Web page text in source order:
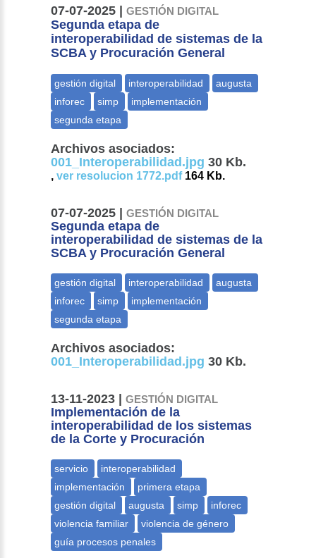
07-07-2025 |GESTIÓN DIGITAL
Segunda etapa de
interoperabilidad de sistemas de la
SCBA y Procuración General
Archivos asociados:
001_Interoperabilidad.jpg 30 Kb.
,ver resolucion 1772.pdf164 Kb.
07-07-2025 |GESTIÓN DIGITAL
Segunda etapa de
interoperabilidad de sistemas de la
SCBA y Procuración General
Archivos asociados:
001_Interoperabilidad.jpg 30 Kb.
13-11-2023 |GESTIÓN DIGITAL
Implementación de la
interoperabilidad de los sistemas
de la Corte y Procuración